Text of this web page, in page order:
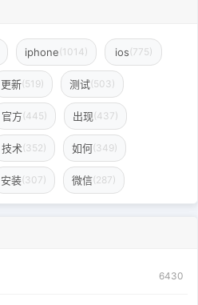
iphone(1014) ios(775)
更新(519) 测试(503)
官方(445) 出现(437)
技术(352) 如何(349)
安装(307) 微信(287)
6430